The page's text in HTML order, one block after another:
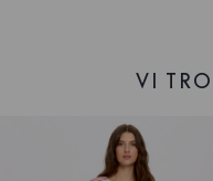
VI